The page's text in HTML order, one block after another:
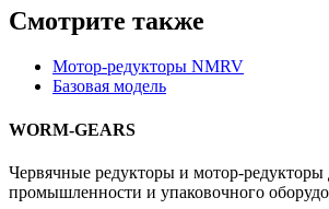
Смотрите также
Мотор-редукторы NMRV
Базовая модель
WORM-GEARS
Червячные редукторы и мотор-
промышленности и упаковочного